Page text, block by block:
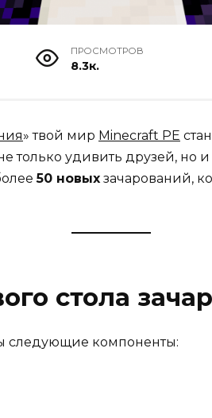
ПРОСМОТРОВ
8.3к.
» твой мир Minecraft PE
только удивить друзей, но
50 новых зачарований,
стола
следующие компоненты: